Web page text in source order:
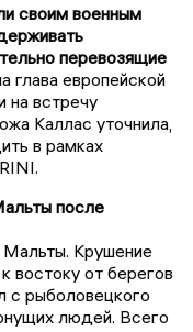
своим военным
перевозящие
глава европейской
на встречу
Каллас уточнила,
в рамках
после
Крушение
востоку от берегов
с рыболовецкого
людей. Всего